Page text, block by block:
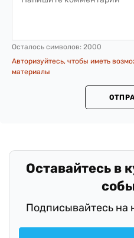
Осталось символов: 2000
Авторизуйтесь, чтобы иметь
материалы
Оставайтесь в
Подписывайтесь на